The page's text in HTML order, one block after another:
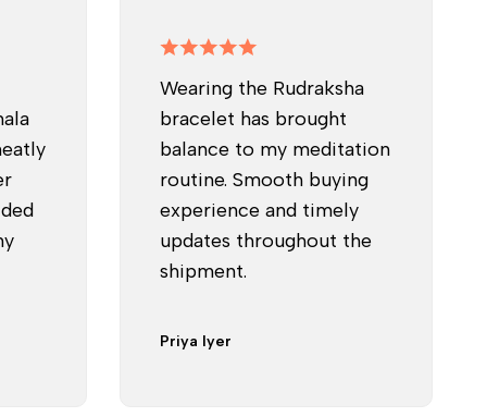
Wearing the Rudraksha
bracelet has brought
balance to my meditation
routine. Smooth buying
experience and timely
updates throughout the
shipment.
Priya Iyer